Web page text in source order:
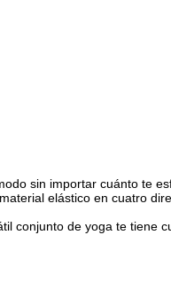
sin importar cuánto te
elástico en cuatro
conjunto de yoga te tiene